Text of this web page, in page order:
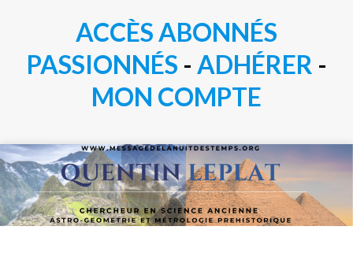
ACCÈS ABONNÉS
PASSIONNÉS - ADHÉRER -
MON COMPTE